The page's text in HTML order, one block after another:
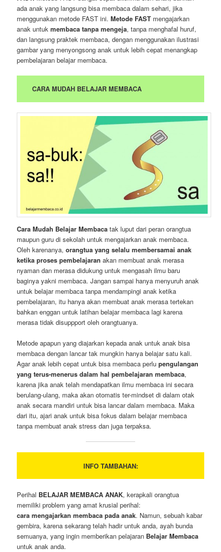
ada anak yang langsung bisa membaca dalam sehari, jika
menggunakan metode FAST ini.Metode FAST mengajarkan
anak untukmembaca tanpa mengeja, tanpa menghafal huruf,
dan langsung praktek membaca, dengan menggunakan ilustrasi
gambar yang menyongsong anak untuk lebih cepat menangkap
pembelajaran belajar membaca.
CARA MUDAH BELAJAR MEMBACA
Cara Mudah Belajar Membaca tak luput dari peran orangtua
maupun guru di sekolah untuk mengajarkan anak membaca.
Oleh karenanya, orangtua yang selalu membersamai anak
ketika proses pembelajaran akan membuat anak merasa
nyaman dan merasa didukung untuk mengasah ilmu baru
baginya yakni membaca. Jangan sampai hanya menyuruh anak
untuk belajar membaca tanpa mendampingi anak ketika
pembelajaran, itu hanya akan membuat anak merasa tertekan
bahkan enggan untuk latihan belajar membaca lagi karena
merasa tidak disuppport oleh orangtuanya.
Metode apapun yang diajarkan kepada anak untuk anak bisa
membaca dengan lancar tak mungkin hanya belajar satu kali.
Agar anak lebih cepat untuk bisa membaca perlupengulangan
yang terus-menerus dalam hal pembelajaran membaca,
karena jika anak telah mendapatkan ilmu membaca ini secara
berulang-ulang, maka akan otomatis ter-mindset di dalam otak
anak secara mandiri untuk bisa lancar dalam membaca. Maka
dari itu, ajari anak untuk bisa fokus dalam belajar membaca
tanpa membuat anak stress dan juga terpaksa.
INFO TAMBAHAN:
Perihal BELAJAR MEMBACA ANAK, kerapkali orangtua
memiliki problem yang amat krusial perihal:
cara mengajarkan membaca pada anak. Namun, sebuah kabar
gembira, karena sekarang telah hadir untuk anda, ayah bunda
semuanya, yang ingin memberikan pelajaran Belajar Membaca
untuk anak anda.